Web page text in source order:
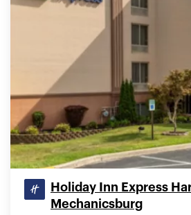
Holiday Inn Express
Mechanicsburg